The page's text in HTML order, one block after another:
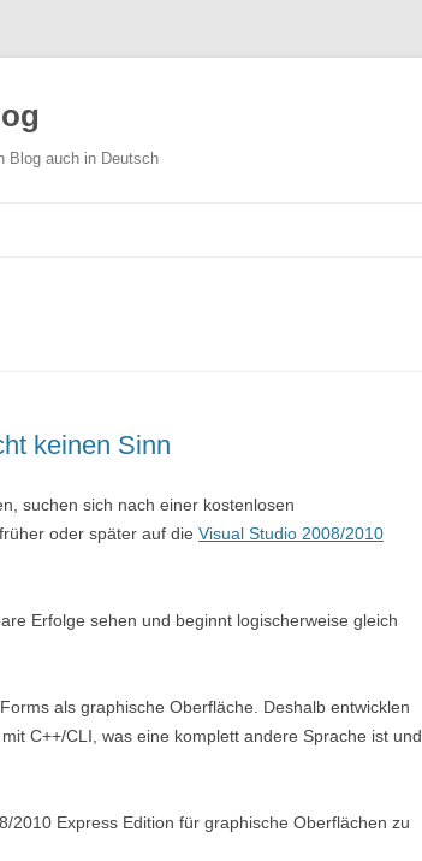
Blog auch in Deutsch
keinen Sinn
suchen sich nach einer kostenlosen
oder später auf die Visual Studio 2008/2010
Erfolge sehen und beginnt logischerweise gleich
als graphische Oberfläche. Deshalb entwicklen
C++/CLI, was eine komplett andere Sprache ist und
2010 Express Edition für graphische Oberflächen zu